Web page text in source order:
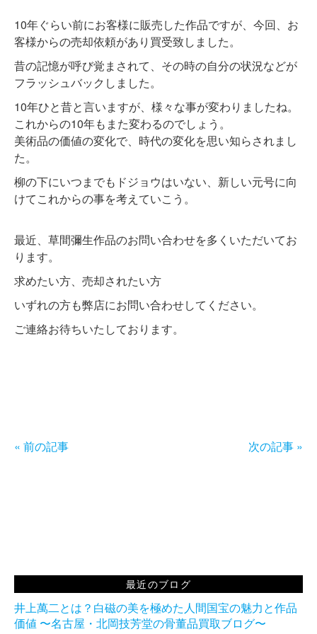
10年ぐらい前にお客様に販売した作品ですが、今回、お
客様からの売却依頼があり買受致しました。
昔の記憶が呼び覚まされて、その時の自分の状況などが
フラッシュバックしました。
10年ひと昔と言いますが、様々な事が変わりましたね。
これからの10年もまた変わるのでしょう。
美術品の価値の変化で、時代の変化を思い知らされまし
た。
柳の下にいつまでもドジョウはいない、新しい元号に向
けてこれからの事を考えていこう。
最近、草間彌生作品のお問い合わせを多くいただいてお
ります。
求めたい方、売却されたい方
いずれの方も弊店にお問い合わせしてください。
ご連絡お待ちいたしております。
« 前の記事 次の記事 »
最近のブログ
井上萬二とは？白磁の美を極めた人間国宝の魅力と作品
価値 〜名古屋・北岡技芳堂の骨董品買取ブログ〜